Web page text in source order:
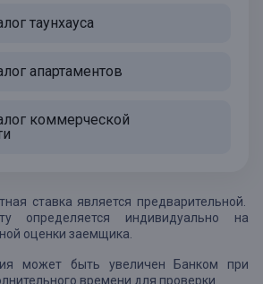
таунхауса
апартаментов
коммерческой
ставка является предварительной.
определяется индивидуально на
оценки заемщика.
может быть увеличен Банком при
времени для проверки.